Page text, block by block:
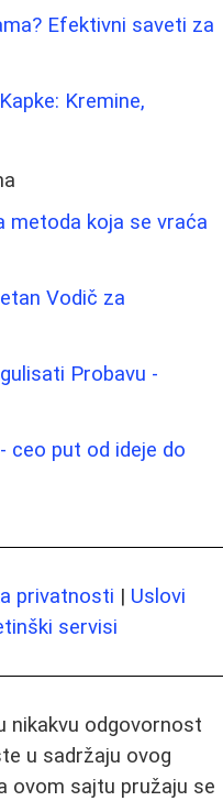
Efektivni saveti za
Kremine,
metoda koja se vraća
Vodič za
Probavu -
ceo put od ideje do
privatnosti | Uslovi
servisi
nikakvu odgovornost
u sadržaju ovog
ovom sajtu pružaju se